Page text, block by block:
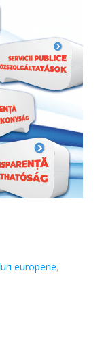
europene,